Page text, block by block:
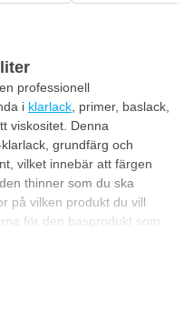
professionell
i klarlack, primer, baslack,
viskositet. Denna
grundfärg och
vilket innebär att färgen
thinner som du ska
på vilken produkt du vill
för den basprodukt som
är enkel: